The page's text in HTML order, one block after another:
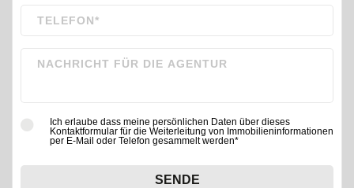
Ich erlaube dass meine persönlichen Daten über dieses
Kontaktformular für die Weiterleitung von Immobilieninformationen
per E-Mail oder Telefon gesammelt werden*
SENDE